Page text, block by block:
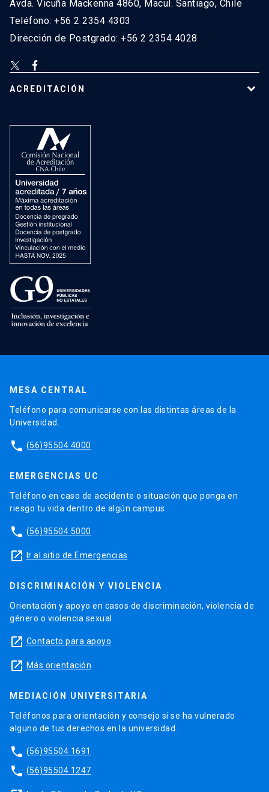
Avda. Vicuña Mackenna 4860, Macul. Santiago, Chile
Teléfono: +56 2 2354 4303
Dirección de Postgrado: +56 2 2354 4028
ACREDITACIÓN
MESA CENTRAL
Teléfono para comunicarse con las distintas áreas de la
Universidad.
phone (56)95504 4000
EMERGENCIAS UC
Teléfono en caso de accidente o situación que ponga en
riesgo tu vida dentro de algún campus.
phone (56)95504 5000
launch Ir al sitio de Emergencias
DISCRIMINACIÓN Y VIOLENCIA
Orientación y apoyo en casos de discriminación, violencia de
género o violencia sexual.
launch Contacto para apoyo
launch Más orientación
MEDIACIÓN UNIVERSITARIA
Teléfonos para orientación y consejo si se ha vulnerado
alguno de tus derechos en la universidad.
phone (56)95504 1691
phone (56)95504 1247